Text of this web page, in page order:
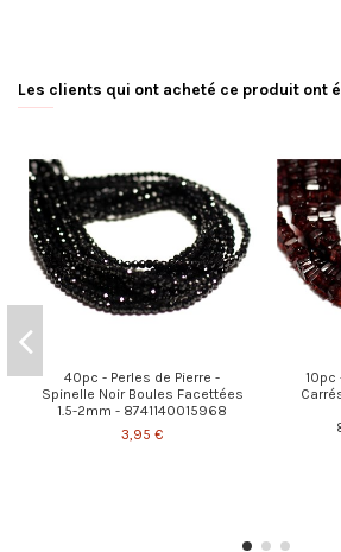
Les clients qui ont acheté ce produit ont
40pc - Perles de Pierre -
Spinelle Noir Boules Facettées
1.5-2mm - 8741140015968
3,95 €
10pc